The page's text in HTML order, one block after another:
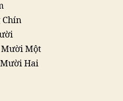
Chín
Mười Một
Hai